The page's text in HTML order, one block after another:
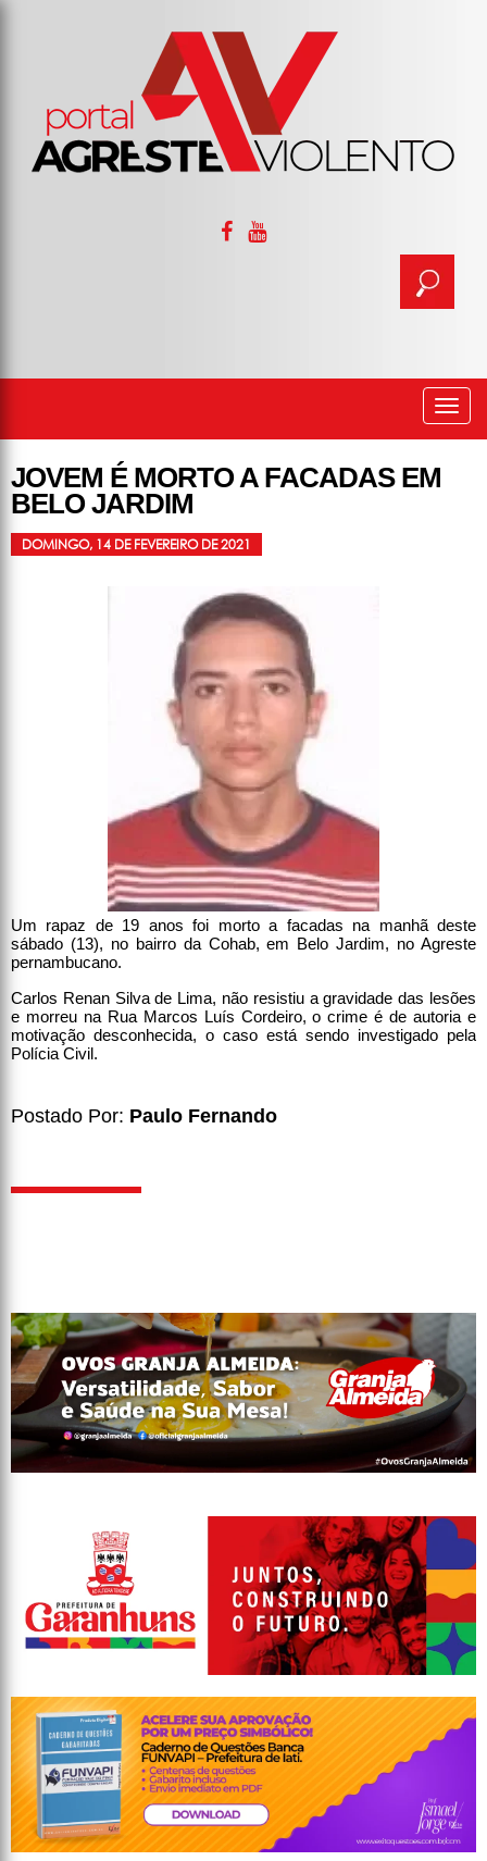
JOVEM É MORTO A FACADAS EM
BELO JARDIM
DOMINGO, 14 DE FEVEREIRO DE 2021
Um rapaz de 19 anos foi morto a facadas na manhã deste
sábado (13), no bairro da Cohab, em Belo Jardim, no Agreste
pernambucano.
Carlos Renan Silva de Lima, não resistiu a gravidade das lesões
e morreu na Rua Marcos Luís Cordeiro, o crime é de autoria e
motivação desconhecida, o caso está sendo investigado pela
Polícia Civil.
Postado Por: Paulo Fernando